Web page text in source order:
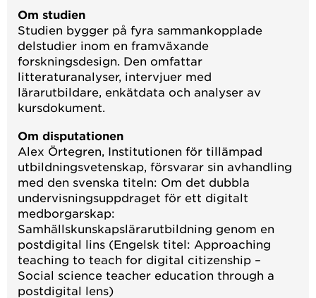
Om studien
Studien bygger på fyra sammankopplade
delstudier inom en framväxande
forskningsdesign. Den omfattar
litteraturanalyser, intervjuer med
lärarutbildare, enkätdata och analyser av
kursdokument.
Om disputationen
Alex Örtegren, Institutionen för tillämpad
utbildningsvetenskap, försvarar sin avhandling
med den svenska titeln: Om det dubbla
undervisningsuppdraget för ett digitalt
medborgarskap:
Samhällskunskapslärarutbildning genom en
postdigital lins (Engelsk titel: Approaching
teaching to teach for digital citizenship –
Social science teacher education through a
postdigital lens)